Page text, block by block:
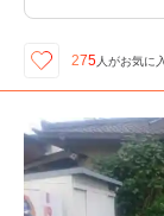
275 人がお気に